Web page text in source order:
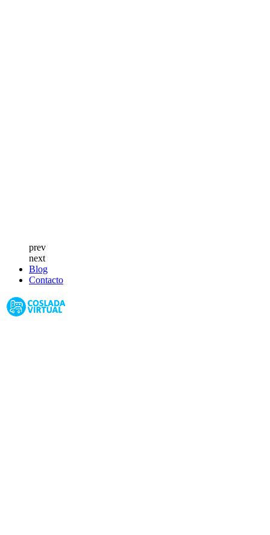
prev
next
Blog
Contacto